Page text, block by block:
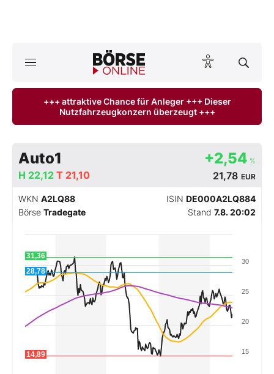
ktuelle Ausgabe BÖRSE ONLINE lesen
Finanz-Check
Abo & Shop
BO-Musterdepots
Experten
+++ attraktive Chance für Anleger +++ Dieser
Nutzfahrzeugkonzern überzeugt +++
Auto1 +2,54 %
21,78 EUR
H 22,12 T 21,10
WKN A2LQ88 ISIN DE000A2LQ884
Börse Tradegate Stand 7.8. 20:02
20
30
15
25
28,78
14,89
31,36